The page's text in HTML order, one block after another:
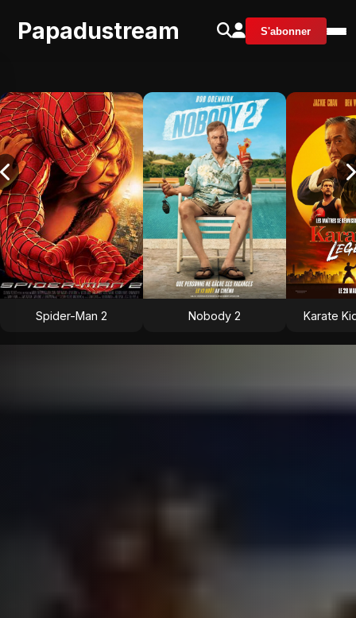
Papadustream S'abonner
Spider-Man 2 Nobody 2 Karate